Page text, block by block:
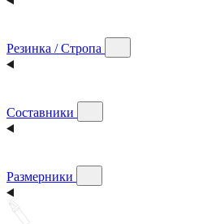
Резинка / Стропа
Составники
Размерники